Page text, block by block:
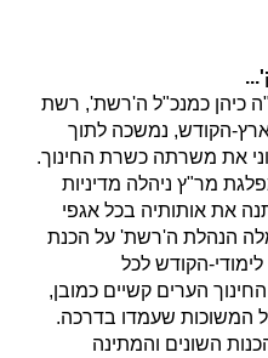
כיהן כמנכ"ל ה'רשת', רשת
הקודש, נמשכה לתוך
את משרתה כשרת החינוך.
מר"ץ ניהלה מדיניות
את אותותיה בכל אגפי
הנהלת ה'רשת' על הכנת
הקודש לכל
הערים קשיים כמובן,
המשוכות שעמדו בדרכה.
השונים והמתינה